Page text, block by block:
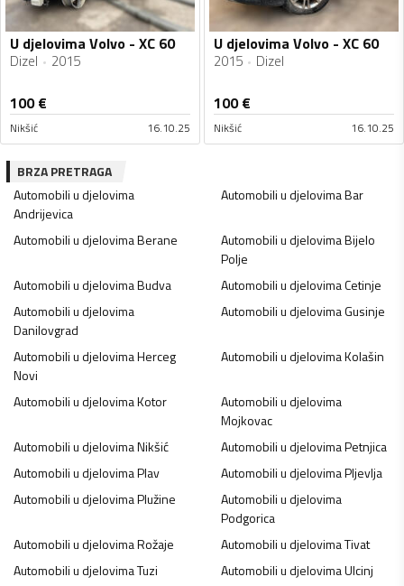
U djelovima Volvo - XC 60
Dizel 2015
100€
Nikšić 16.10.25
U djelovima Volvo - XC 60
2015 Dizel
100€
Nikšić 16.10.25
BRZA PRETRAGA
Automobili u djelovima
Andrijevica
Automobili u djelovimaBar
Automobili u djelovimaBerane Automobili u djelovimaBijelo
Polje
Automobili u djelovimaBudva Automobili u djelovimaCetinje
Automobili u djelovima
Danilovgrad
Automobili u djelovimaGusinje
Automobili u djelovimaHerceg
Novi
Automobili u djelovimaKolašin
Automobili u djelovimaKotor
Automobili u djelovima
Mojkovac
Automobili u djelovimaNikšić Automobili u djelovimaPetnjica
Automobili u djelovimaPlav Automobili u djelovimaPljevlja
Automobili u djelovimaPlužine
Automobili u djelovima
Podgorica
Automobili u djelovimaRožaje Automobili u djelovimaTivat
Automobili u djelovimaTuzi Automobili u djelovimaUlcinj